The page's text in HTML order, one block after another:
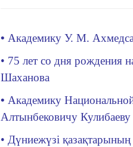
•Академику У. М.
• 75 лет со дня рождения
Шаханова
• Академику
Алтынбековичу Кулибаеву
• Дүниежүзі